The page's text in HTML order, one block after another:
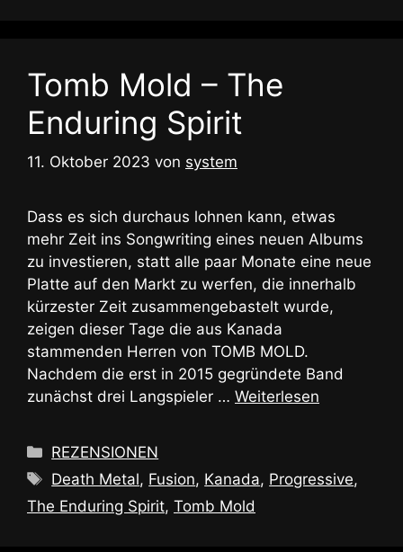
Tomb Mold – The
Enduring Spirit
11. Oktober 2023 von system
Dass es sich durchaus lohnen kann, etwas
mehr Zeit ins Songwriting eines neuen Albums
zu investieren, statt alle paar Monate eine neue
Platte auf den Markt zu werfen, die innerhalb
kürzester Zeit zusammengebastelt wurde,
zeigen dieser Tage die aus Kanada
stammenden Herren von TOMB MOLD.
Nachdem die erst in 2015 gegründete Band
zunächst drei Langspieler … Weiterlesen
Kategorien
REZENSIONEN
Schlagwörter
Death Metal, Fusion, Kanada, Progressive,
The Enduring Spirit, Tomb Mold